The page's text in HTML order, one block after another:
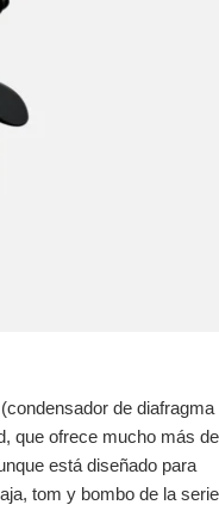
de diafragma
que ofrece mucho más de
está diseñado para
tom y bombo de la serie